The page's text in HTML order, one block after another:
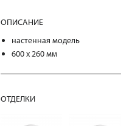
ОПИСАНИЕ
настенная модель
600 х 260 мм
ОТДЕЛКИ